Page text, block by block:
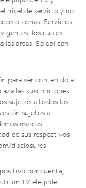
nivel de servicio y no
o zonas. Servicios
los cuales
áreas. Se aplican
para ver contenido a
las suscripciones
sujetos a todos los
sujetos a
marcas
de sus respectivos
disclosures.
por cuenta;
TV elegible.